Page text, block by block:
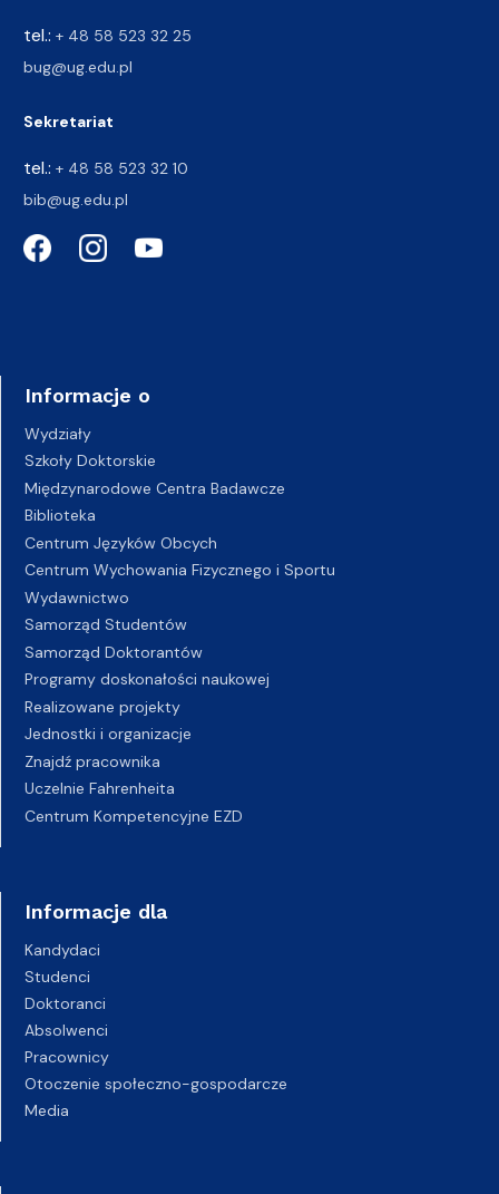
tel.: + 48 58 523 32 25
bug@ug.edu.pl
Sekretariat
tel.: + 48 58 523 32 10
bib@ug.edu.pl
Informacje o
Wydziały
Szkoły Doktorskie
Międzynarodowe Centra Badawcze
Biblioteka
Centrum Języków Obcych
Centrum Wychowania Fizycznego i Sportu
Wydawnictwo
Samorząd Studentów
Samorząd Doktorantów
Programy doskonałości naukowej
Realizowane projekty
Jednostki i organizacje
Znajdź pracownika
Uczelnie Fahrenheita
Centrum Kompetencyjne EZD
Informacje dla
Kandydaci
Studenci
Doktoranci
Absolwenci
Pracownicy
Otoczenie społeczno-gospodarcze
Media